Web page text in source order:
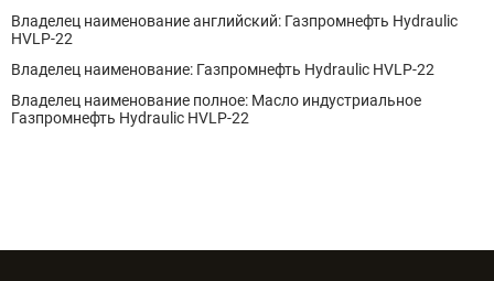
Владелец наименование английский: Газпромнефть Hydraulic
HVLP-22
Владелец наименование: Газпромнефть Hydraulic HVLP-22
Владелец наименование полное: Масло индустриальное
Газпромнефть Hydraulic HVLP-22